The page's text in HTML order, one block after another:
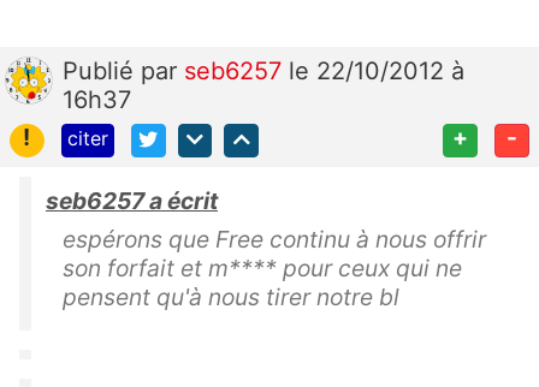
Publié par seb6257 le 22/10/2012 à
16h37
!
citer + -
seb6257 a écrit
espérons que Free continu à nous offrir
son forfait et m**** pour ceux qui ne
pensent qu'à nous tirer notre bl